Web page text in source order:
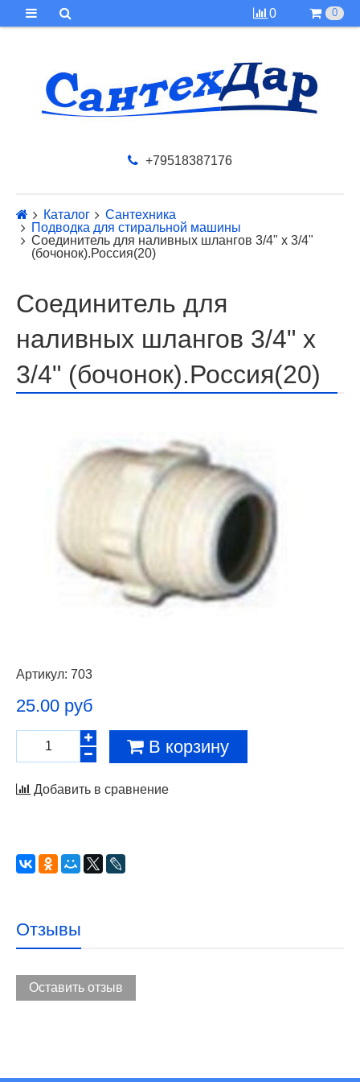
0 0
+79518387176
Каталог
Сантехника
Подводка для стиральной машины
Соединитель для наливных шлангов 3/4" x 3/4"
(бочонок).Россия(20)
Соединитель для
наливных шлангов 3/4" x
3/4" (бочонок).Россия(20)
Артикул: 703
25.00 руб
В корзину
Добавить в сравнение
Отзывы
Оставить отзыв